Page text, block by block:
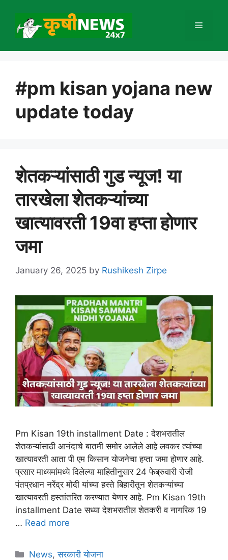
content
Menu
#pm kisan yojana new
update today
शेतकऱ्यांसाठी गुड न्यूज! या
तारखेला शेतकऱ्यांच्या
खात्यावरती 19वा हप्ता होणार
जमा
January 26, 2025 by Rushikesh Zirpe
Pm Kisan 19th installment Date : देशभरातील
शेतकऱ्यांसाठी आनंदाचे बातमी समोर आलेले आहे लवकर त्यांच्या
खात्यावरती आता पी एम किसान योजनेचा हप्ता जमा होणार आहे.
प्रसार माध्यमांमध्ये दिलेल्या माहितीनुसार 24 फेब्रुवारी रोजी
पंतप्रधान नरेंद्र मोदी यांच्या हस्ते बिहारीतून शेतकऱ्यांच्या
खात्यावरती हस्तांतरित करण्यात येणार आहे. Pm Kisan 19th
installment Date सध्या देशभरातील शेतकरी व नागरिक 19
… Read more
Categories
News,सरकारी योजना